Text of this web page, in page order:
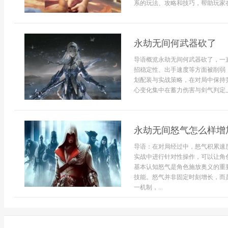
系的玩法、攻略和技巧，帮助玩家
永劫无间何武器砍了
导语概览永劫无间何武器砍了，
招稳定性、出手速度等方面被削
划配装与实战策略，在对局中保
心变化集中在蓄力伤害与剑气判定
永劫无间怒气怎么样增
导语：在对局经过中，怒气积累
实战中进行针对性操作，可以让
基本认知怒气是角色施放奥义的
技能。怒气并非固定时刻增长，
一机制，...